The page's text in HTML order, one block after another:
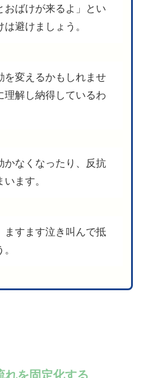
おばけが来るよ」とい
避けましょう。
を変えるかもしれませ
理解し納得しているわ
かなくなったり、反抗
ます。
ますます泣き叫んで抵
れを固定化する